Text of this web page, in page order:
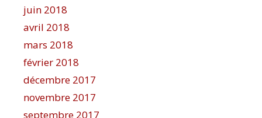
juin 2018
avril 2018
mars 2018
février 2018
décembre 2017
novembre 2017
septembre 2017